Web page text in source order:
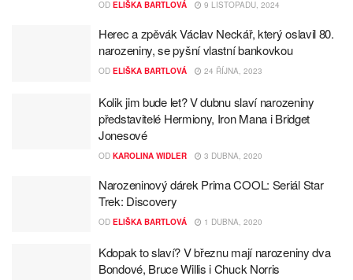
OD ELIŠKA BARTLOVÁ 9 LISTOPADU, 2024
Herec a zpěvák Václav Neckář, který oslavil 80.
narozeniny, se pyšní vlastní bankovkou
OD ELIŠKA BARTLOVÁ 24 ŘÍJNA, 2023
Kolik jim bude let? V dubnu slaví narozeniny
představitelé Hermiony, Iron Mana i Bridget
Jonesové
OD KAROLINA WIDLER 3 DUBNA, 2020
Narozeninový dárek Prima COOL: Seriál Star
Trek: Discovery
OD ELIŠKA BARTLOVÁ 1 DUBNA, 2020
Kdopak to slaví? V březnu mají narozeniny dva
Bondové, Bruce Willis i Chuck Norris